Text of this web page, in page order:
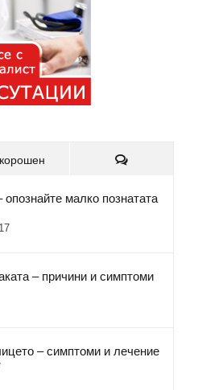
Коментари
малко познатата
– причини и симптоми
– симптоми и лечение